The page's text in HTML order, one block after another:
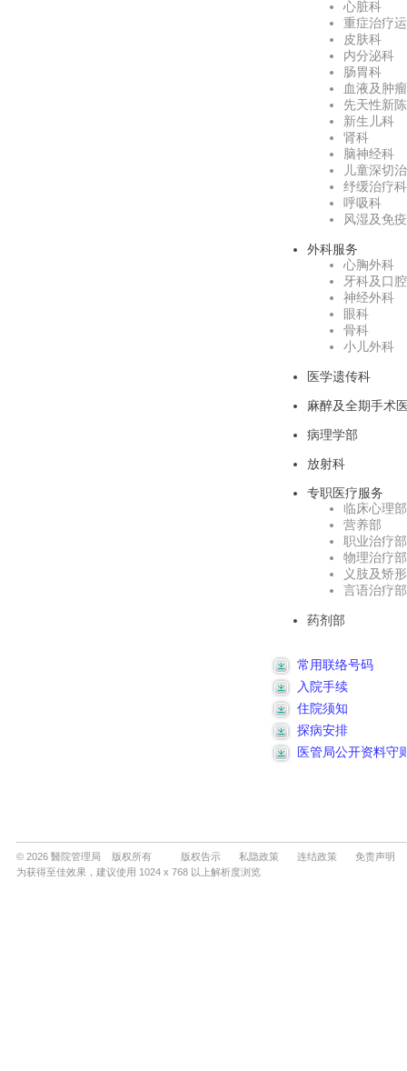
© 2026 醫院管理局 版权所有 版权告示 私隐政策 连结政策
免责声明
为获得至佳效果，建议使用 1024 x 768 以上解析度浏览